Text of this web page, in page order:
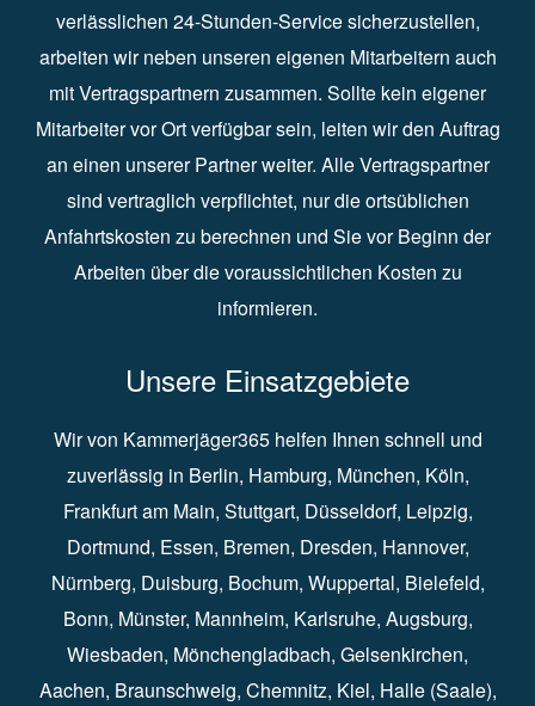
verlässlichen 24-Stunden-Service sicherzustellen,
arbeiten wir neben unseren eigenen Mitarbeitern auch
mit Vertragspartnern zusammen. Sollte kein eigener
Mitarbeiter vor Ort verfügbar sein, leiten wir den Auftrag
an einen unserer Partner weiter. Alle Vertragspartner
sind vertraglich verpflichtet, nur die ortsüblichen
Anfahrtskosten zu berechnen und Sie vor Beginn der
Arbeiten über die voraussichtlichen Kosten zu
informieren.
Unsere Einsatzgebiete
Wir von Kammerjäger365 helfen Ihnen schnell und
zuverlässig in Berlin⁠, Hamburg⁠, München, Köln⁠,
Frankfurt am Main⁠, Stuttgart⁠, Düsseldorf⁠, Leipzig⁠,
Dortmund⁠, Essen⁠, Bremen⁠, Dresden⁠, Hannover⁠,
Nürnberg⁠, Duisburg⁠⁠, Bochum⁠, Wuppertal⁠⁠, Bielefeld⁠⁠,
Bonn⁠⁠, Münster⁠⁠, Mannheim⁠, Karlsruhe⁠, Augsburg⁠,
Wiesbaden⁠⁠, Mönchengladbach⁠, Gelsenkirchen⁠⁠,
Aachen⁠⁠, Braunschweig⁠, Chemnitz⁠⁠, Kiel⁠, Halle (Saale)⁠⁠,